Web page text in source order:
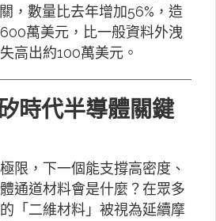
，數量比去年增加56%，造
萬美元，比一般資料外洩
高出約100萬美元。
時代半導體關鍵
限，下一個能支撐高密度、
通道材料會是什麼？在眾多
「二維材料」被視為延續摩